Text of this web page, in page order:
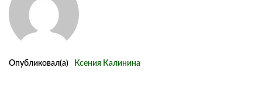
Опубликовал(а) Ксения Калинина